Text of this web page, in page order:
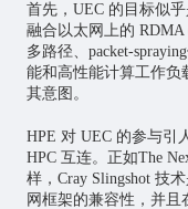
首先，UEC 的目标似
融合以太网上的
多路径、packet-
能和高性能计算工作
其意图。
HPE 对 UEC 的参与引
HPC 互连。正如The
样，Cray Slingshot 技
网框架的兼容性，并且